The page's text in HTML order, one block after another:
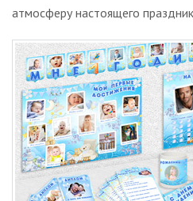
атмосферу настоящего